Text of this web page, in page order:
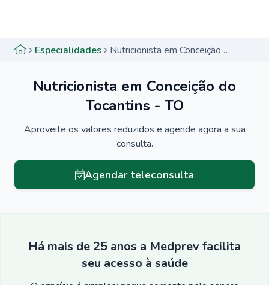
Especialidades Nutricionista em Conceição do Tocantins - TO
Nutricionista em Conceição do
Tocantins - TO
Aproveite os valores reduzidos e agende agora a sua
consulta.
Agendar teleconsulta
Há mais de 25 anos a Medprev facilita
seu acesso à saúde